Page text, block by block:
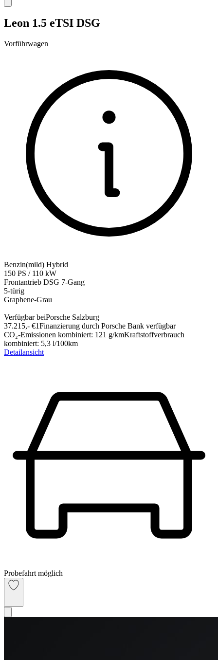
Leon 1.5 eTSI DSG
Vorführwagen
Benzin(mild) Hybrid
150 PS / 110 kW
Frontantrieb DSG 7-Gang
5-türig
Graphene-Grau
Verfügbar beiPorsche Salzburg
37.215,-‍ €1Finanzierung durch Porsche Bank verfügbar
CO₂-Emissionen kombiniert: 121 g/kmKraftstoffverbrauch
kombiniert: 5,3 l/100km
Detailansicht
Probefahrt möglich